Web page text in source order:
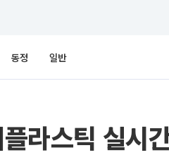
동정 일반
라스틱 실시